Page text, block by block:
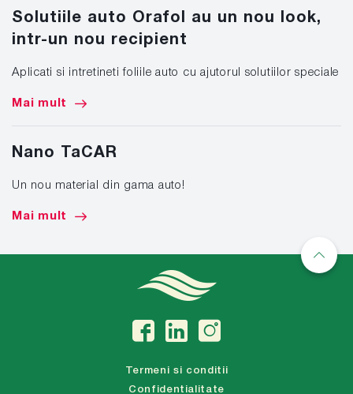
Solutiile auto Orafol au un nou look,
intr-un nou recipient
Aplicati si intretineti foliile auto cu ajutorul solutiilor speciale
Mai mult
Nano TaCAR
Un nou material din gama auto!
Mai mult
Termeni si conditii
Confidentialitate